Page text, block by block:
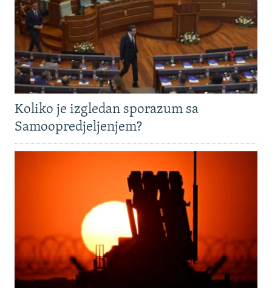
Koliko je izgledan sporazum sa
Samoopredjeljenjem?